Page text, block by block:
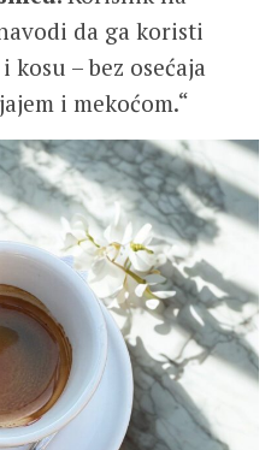
da ga koristi
– bez osećaja
i mekoćom.“